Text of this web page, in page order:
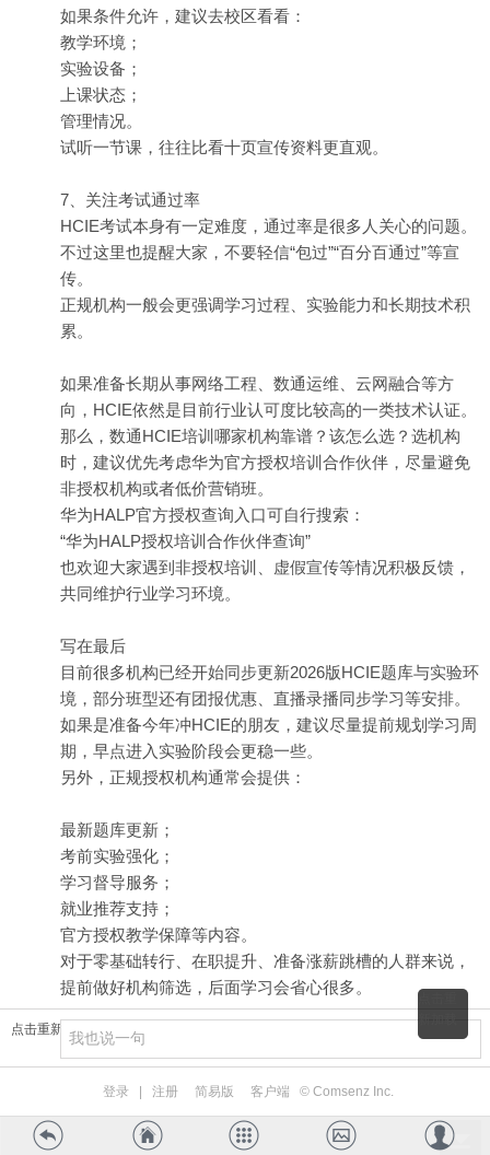
如果条件允许，建议去校区看看：
教学环境；
实验设备；
上课状态；
管理情况。
试听一节课，往往比看十页宣传资料更直观。
7、关注考试通过率
HCIE考试本身有一定难度，通过率是很多人关心的问题。
不过这里也提醒大家，不要轻信“包过”“百分百通过”等宣
传。
正规机构一般会更强调学习过程、实验能力和长期技术积
累。
如果准备长期从事网络工程、数通运维、云网融合等方
向，HCIE依然是目前行业认可度比较高的一类技术认证。
那么，数通HCIE培训哪家机构靠谱？该怎么选？选机构
时，建议优先考虑华为官方授权培训合作伙伴，尽量避免
非授权机构或者低价营销班。
华为HALP官方授权查询入口可自行搜索：
“华为HALP授权培训合作伙伴查询”
也欢迎大家遇到非授权培训、虚假宣传等情况积极反馈，
共同维护行业学习环境。
写在最后
目前很多机构已经开始同步更新2026版HCIE题库与实验环
境，部分班型还有团报优惠、直播录播同步学习等安排。
如果是准备今年冲HCIE的朋友，建议尽量提前规划学习周
期，早点进入实验阶段会更稳一些。
另外，正规授权机构通常会提供：
最新题库更新；
考前实验强化；
学习督导服务；
就业推荐支持；
官方授权教学保障等内容。
对于零基础转行、在职提升、准备涨薪跳槽的人群来说，
提前做好机构筛选，后面学习会省心很多。
点击重新加载
登录 注册 简易版 客户端 © Comsenz Inc.